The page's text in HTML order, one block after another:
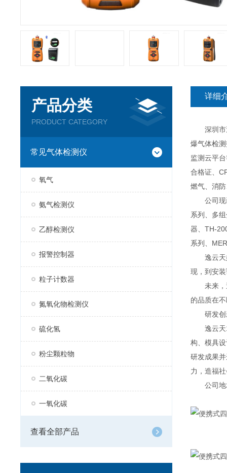
产品分类
PRODUCT CATEGORY
常见气体检测仪
氧气
氨气检测仪
乙醇检测仪
报警控制器
粒子计数器
氮氧化物检测仪
硫化氢
粉尘颗粒物
二氧化碳
一氧化碳
查看全部产品
详细
深圳市逸
爆气体检
监测云平
合格证、
燃气、消
公司现已
系列、多
器、TH-
系列、
逸云天始
现，到安
未来，逸
的品质在
研发创
逸云天13
构、模具
研发成果
力，造福
公司地址